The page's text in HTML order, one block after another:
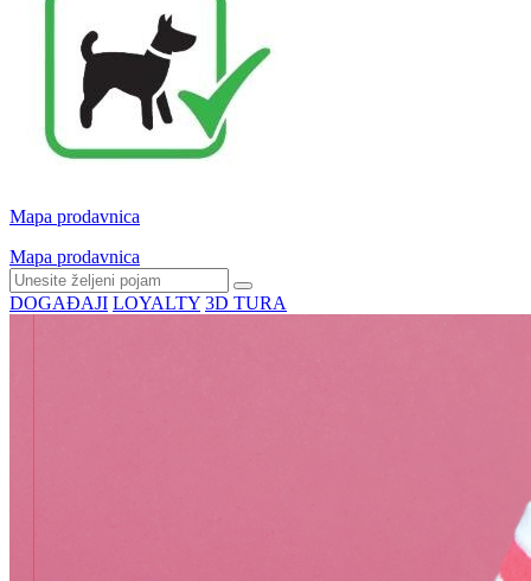
Mapa prodavnica
Mapa prodavnica
DOGAĐAJI LOYALTY 3D TURA